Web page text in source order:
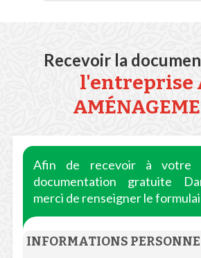
Recevoir la
l'entreprise
Afin de recevoir à votre
documentation gratuite
merci de renseigner le
INFORMATIONS